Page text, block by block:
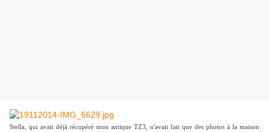
Stella, qui avait déjà récupéré mon antique TZ3, n'avait fait que des photos à la maison